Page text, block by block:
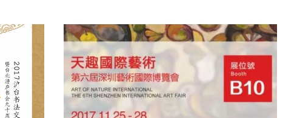
天趣展訊 | 11月25日，我們在深圳藝博會等你！